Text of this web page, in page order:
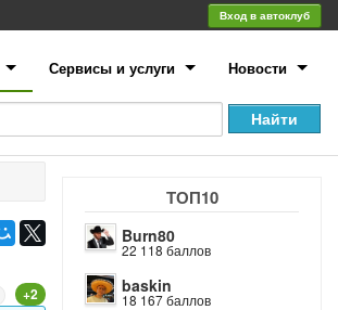
Вход в автоклуб
Сервисы и услуги Новости
ТОП10
Burn80
22 118 баллов
baskin
18 167 баллов
+2